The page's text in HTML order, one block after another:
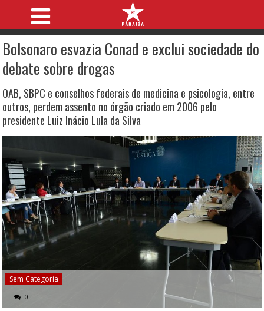
Bolsonaro esvazia Conad e exclui sociedade do
debate sobre drogas
OAB, SBPC e conselhos federais de medicina e psicologia, entre
outros, perdem assento no órgão criado em 2006 pelo
presidente Luiz Inácio Lula da Silva
Sem Categoria
0